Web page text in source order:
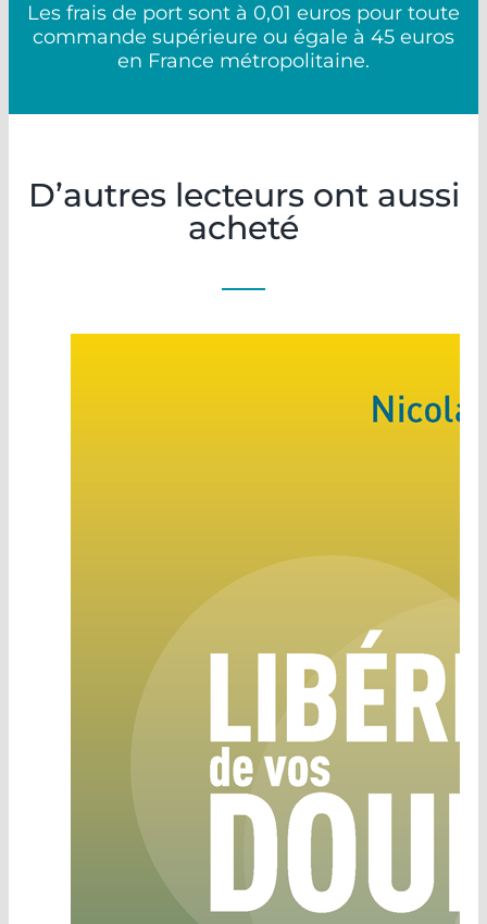
Les frais de port sont à 0,01 euros pour toute
commande supérieure ou égale à 45 euros
en France métropolitaine.
D’autres lecteurs ont aussi
acheté